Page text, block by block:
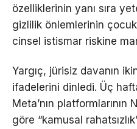
özelliklerinin yanı sıra
gizlilik önlemlerinin
cinsel istismar riskine
Yargıç, jürisiz davanın
ifadelerini dinledi. Üç
Meta’nın
göre “kamusal